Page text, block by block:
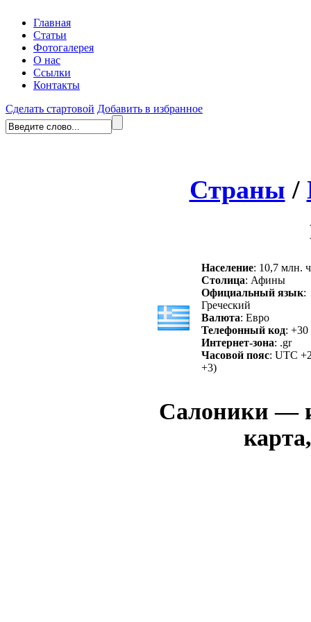
Главная
Статьи
Фотогалерея
О нас
Ссылки
Контакты
Сделать стартовой Добавить в избранное
Страны /
Население: 10,7 млн.
Столица: Афины
Официальный язык:
Греческий
Валюта: Евро
Телефонный код: +30
Интернет-зона: .gr
Часовой пояс: UTC
+3)
Салоники —